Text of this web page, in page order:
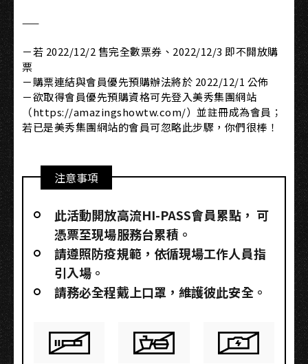
——
－若 2022/12/2 售完全數票券、2022/12/3 即不開放購
票
－購票連結與會員優先預購辦法將於 2022/12/1 公佈
－欲取得會員優先預購資格可先登入美秀集團網站
（https://amazingshowtw.com/）並註冊成為會員；
若已是美秀集團網站的會員可忽略此步驟，你們很棒！
注意事項
此活動開放高流HI-PASS會員累點，​ 可
憑票至現場服務台累積。
請遵照防疫規範，依循現場工作人員指
引入場。
請務必全程戴上口罩，維護彼此安全。